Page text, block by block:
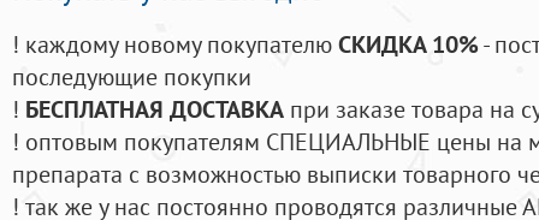
! каждому новому покупателюСКИДКА 10%-
последующие покупки
! БЕСПЛАТНАЯ ДОСТАВКА при заказе товара на
! оптовым покупателям СПЕЦИАЛЬНЫЕ цены на
препарата с возможностью выписки товарного
! так же у нас постоянно проводятся